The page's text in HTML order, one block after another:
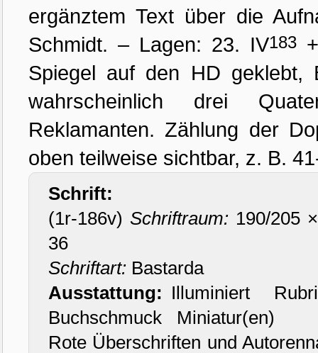
ergänztem Text über die
Schmidt. – Lagen: 23. IV183
Spiegel auf den HD geklebt,
wahrscheinlich drei
Reklamanten. Zählung der
oben teilweise sichtbar, z. B.
Schrift:
(1r-186v)Schriftraum: 190/
36
Schriftart: Bastarda
Ausstattung: Illuminiert
Buchschmuck Miniatur(en)
Rote Überschriften und